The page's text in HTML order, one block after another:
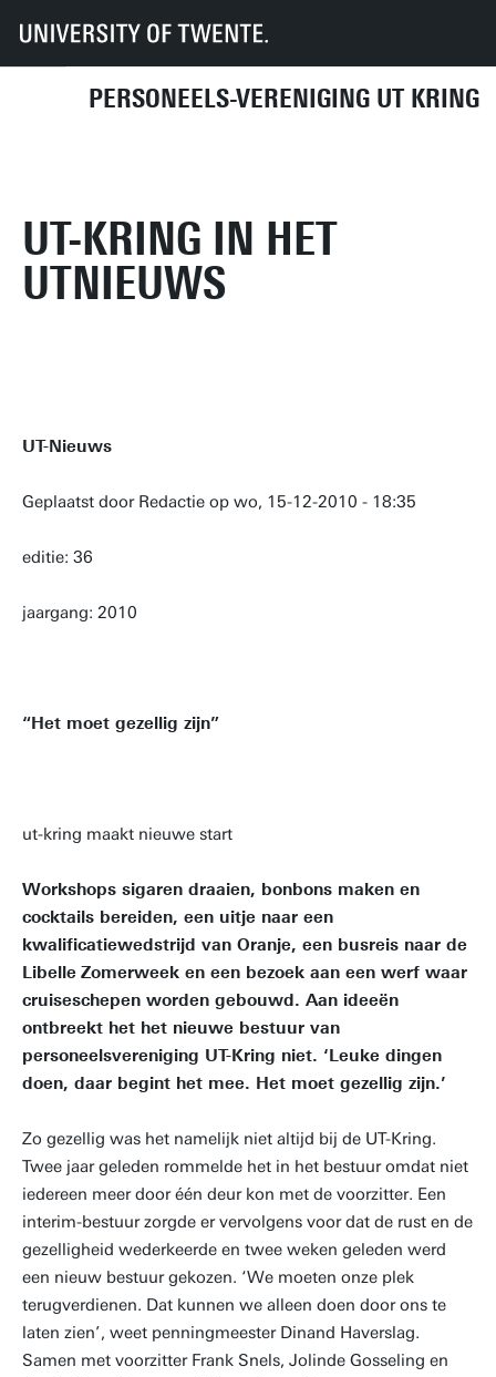
PERSONEELS-VERENIGING UT KRING
UT UT-Kring Archief Mededelingen/ nieuws
UT-Kring in het UTnieuws
UT-KRING IN HET
UTNIEUWS
DIRECT NAAR KOMENDE ACTIVITEITEN
UT-Nieuws
Geplaatst door Redactie op wo, 15-12-2010 - 18:35
editie: 36
jaargang: 2010
“Het moet gezellig zijn”
ut-kring maakt nieuwe start
Workshops sigaren draaien, bonbons maken en
cocktails bereiden, een uitje naar een
kwalificatiewedstrijd van Oranje, een busreis naar de
Libelle Zomerweek en een bezoek aan een werf waar
cruiseschepen worden gebouwd. Aan ideeën
ontbreekt het het nieuwe bestuur van
personeelsvereniging UT-Kring niet. ‘Leuke dingen
doen, daar begint het mee. Het moet gezellig zijn.’
Zo gezellig was het namelijk niet altijd bij de UT-Kring.
Twee jaar geleden rommelde het in het bestuur omdat niet
iedereen meer door één deur kon met de voorzitter. Een
interim-bestuur zorgde er vervolgens voor dat de rust en de
gezelligheid wederkeerde en twee weken geleden werd
een nieuw bestuur gekozen. ‘We moeten onze plek
terugverdienen. Dat kunnen we alleen doen door ons te
laten zien’, weet penningmeester Dinand Haverslag.
Samen met voorzitter Frank Snels, Jolinde Gosseling en